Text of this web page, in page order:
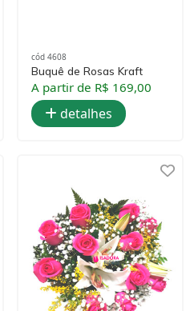
cód 4608
Buquê de Rosas Kraft
A partir de R$ 169,00
detalhes